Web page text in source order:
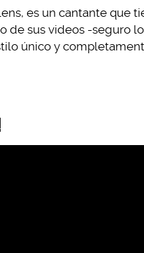
es un cantante que
de sus videos -seguro
único y